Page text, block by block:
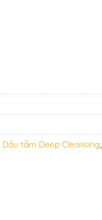
Dầu tắm Deep Cleansing,